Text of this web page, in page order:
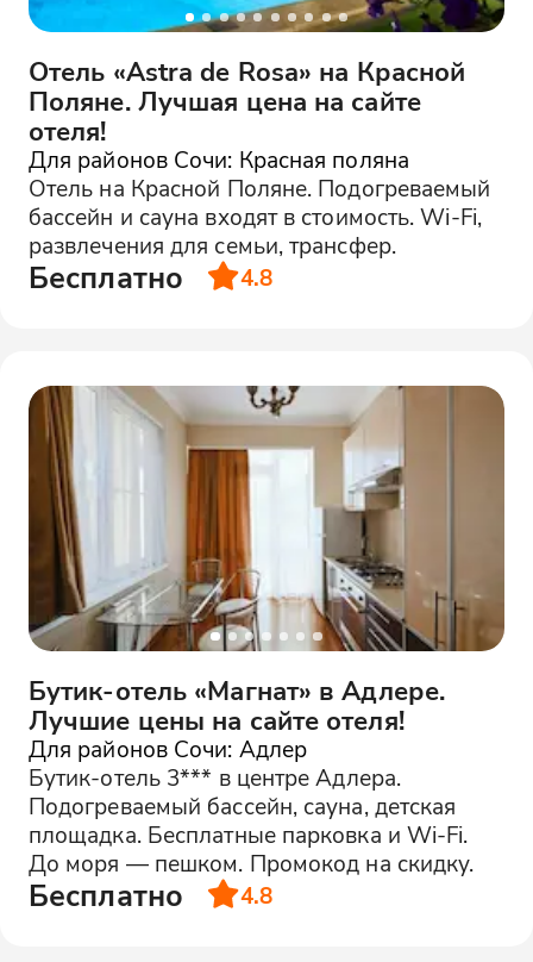
Отель «Astra de Rosa» на Красной
Поляне. Лучшая цена на сайте
отеля!
Для районов Сочи: Красная поляна
Отель на Красной Поляне. Подогреваемый
бассейн и сауна входят в стоимость. Wi-Fi,
развлечения для семьи, трансфер.
Бесплатно 4.8
Бутик-отель «Магнат» в Адлере.
Лучшие цены на сайте отеля!
Для районов Сочи: Адлер
Бутик-отель 3*** в центре Адлера.
Подогреваемый бассейн, сауна, детская
площадка. Бесплатные парковка и Wi-Fi.
До моря — пешком. Промокод на скидку.
Бесплатно 4.8